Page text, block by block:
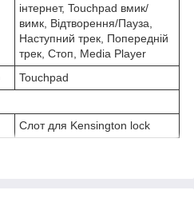
інтернет, Touchpad вмик/
вимк, Відтворення/Пауза,
Наступний трек, Попередній
трек, Стоп, Media Player
Touchpad
Слот для Kensington lock